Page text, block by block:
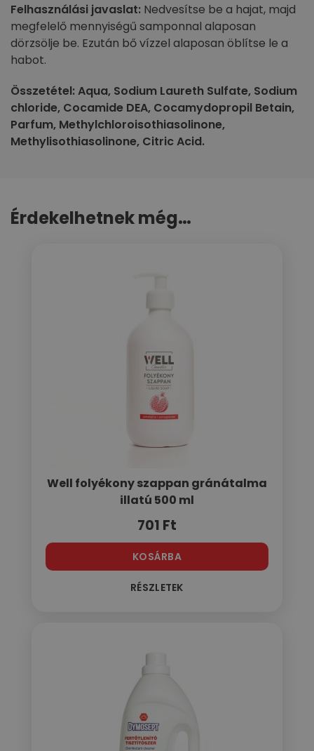
Felhasználási javaslat: Nedvesítse be a hajat, majd
megfelelő mennyiségű samponnal alaposan
dörzsölje be. Ezután bő vízzel alaposan öblítse le a
habot.
Összetétel: Aqua, Sodium Laureth Sulfate, Sodium
chloride, Cocamide DEA, Cocamydopropil Betain,
Parfum, Methylchloroisothiasolinone,
Methylisothiasolinone, Citric Acid.
Érdekelhetnek még…
Well folyékony szappan gránátalma
illatú 500 ml
701 Ft
KOSÁRBA
RÉSZLETEK